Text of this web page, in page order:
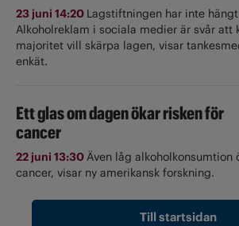
23 juni 14:20 Lagstiftningen har inte
Alkoholreklam i sociala medier är svår att
majoritet vill skärpa lagen, visar
enkät.
Ett glas om dagen ökar risken för
cancer
22 juni 13:30Även låg alkoholkonsumtion
cancer, visar ny amerikansk forskning.
Till startsidan